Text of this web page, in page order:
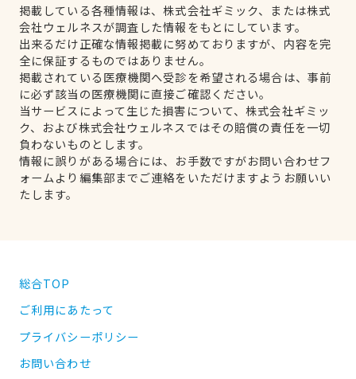
掲載している各種情報は、株式会社ギミック、または株式
会社ウェルネスが調査した情報をもとにしています。
出来るだけ正確な情報掲載に努めておりますが、内容を完
全に保証するものではありません。
掲載されている医療機関へ受診を希望される場合は、事前
に必ず該当の医療機関に直接ご確認ください。
当サービスによって生じた損害について、株式会社ギミッ
ク、および株式会社ウェルネスではその賠償の責任を一切
負わないものとします。
情報に誤りがある場合には、お手数ですがお問い合わせフ
ォームより編集部までご連絡をいただけますようお願いい
たします。
総合TOP
ご利用にあたって
プライバシーポリシー
お問い合わせ